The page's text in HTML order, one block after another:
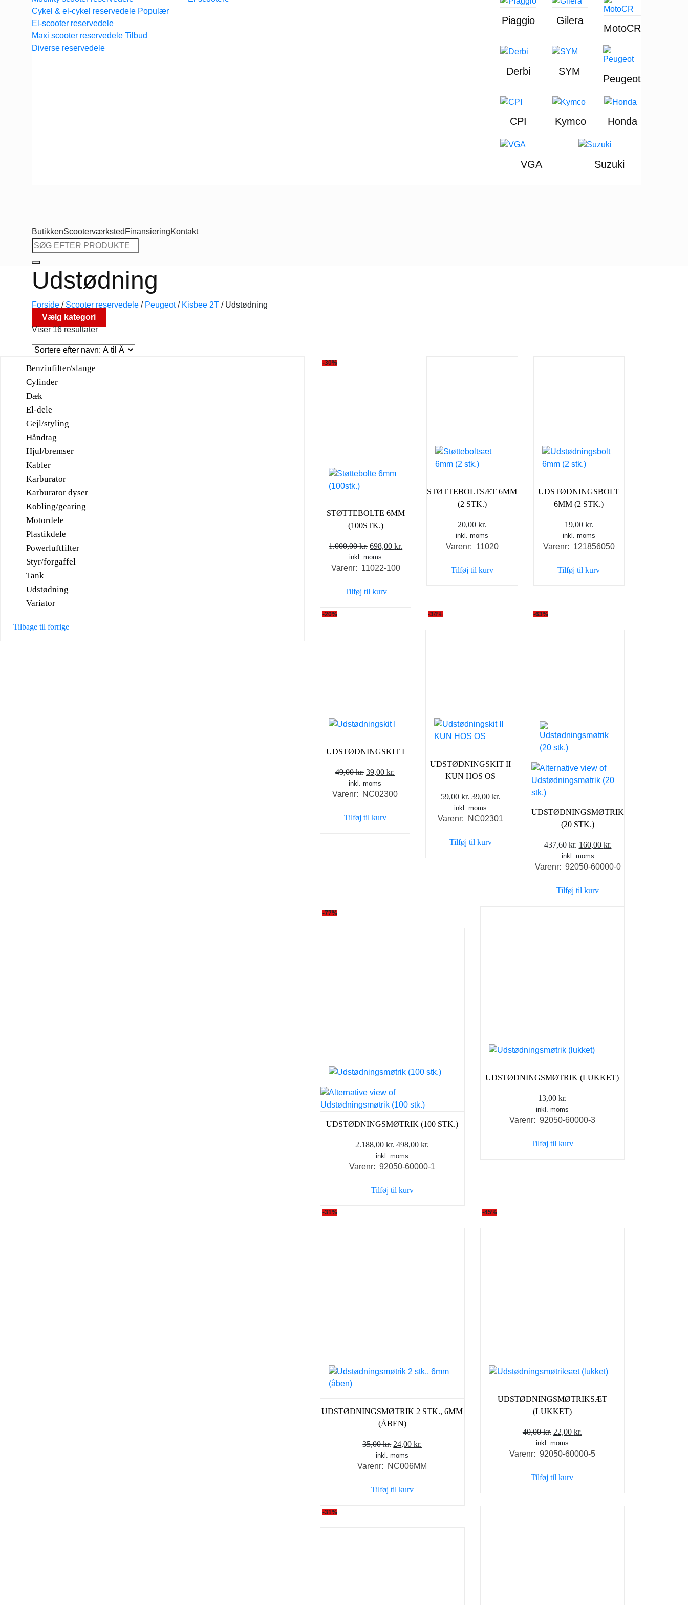
Cykel & el-cykel reservedele
El-scooter reservedele
Maxi scooter reservedele
Diverse reservedele
Piaggio Gilera
MotoCR
Derbi SYM
Peugeot
CPI Kymco Honda
VGA Suzuki
ButikkenScooterværksted FinansieringKontakt
Søg
efter:
Udstødning
Forside / Scooter reservedele / Peugeot / Kisbee 2T /Udstødning
Vælg kategori
Viser 16 resultater
Benzinfilter/slange
Cylinder
Dæk
El-dele
Gejl/styling
Håndtag
Hjul/bremser
Kabler
Karburator
Karburator dyser
Kobling/gearing
Motordele
Plastikdele
Powerluftfilter
Styr/forgaffel
Tank
Udstødning
Variator
Tilbage til forrige
-30%
STØTTEBOLTE 6MM
(100STK.)
1.000,00kr. Den
oprindelige
pris
1.000,00 kr..
698,00kr.
inkl. moms
Varenr: 11022-100
Tilføj til kurv
STØTTEBOLTSÆT 6MM
(2 STK.)
20,00kr.
inkl. moms
Varenr: 11020
Tilføj til kurv
UDSTØDNINGSBOLT
6MM (2 STK.)
19,00 kr.
inkl. moms
Varenr: 121856050
Tilføj til kurv
-20%
UDSTØDNINGSKIT I
49,00kr. Den
oprindelige
pris
49,00 kr..
39,00 kr.
pris
inkl. moms
Varenr: NC02300
Tilføj til kurv
-34%
UDSTØDNINGSKIT II
KUN HOS OS
59,00kr. Den
oprindelige
pris
59,00 kr..
39,00 kr.
pris
inkl. moms
Varenr: NC02301
Tilføj til kurv
-63%
UDSTØDNINGSMØTRIK
(20 STK.)
437,60kr. Den
oprindelige
pris
437,60 kr..
160,00 kr.
pris
inkl. moms
Varenr: 92050-60000-0
Tilføj til kurv
-77%
UDSTØDNINGSMØTRIK (100 STK.)
2.188,00kr. Den
oprindelige
pris
2.188,00 kr..
498,00kr.
pris
inkl. moms
Varenr: 92050-60000-1
Tilføj til kurv
UDSTØDNINGSMØTRIK (LUKKET)
13,00 kr.
inkl. moms
Varenr: 92050-60000-3
Tilføj til kurv
-31%
UDSTØDNINGSMØTRIK 2 STK., 6MM
(ÅBEN)
35,00kr. Den
oprindelige
pris
35,00 kr..
24,00kr.
pris
inkl. moms
Varenr: NC006MM
Tilføj til kurv
-45%
UDSTØDNINGSMØTRIKSÆT
(LUKKET)
40,00kr. Den
oprindelige
pris
40,00 kr..
22,00 kr.
pris
inkl. moms
Varenr: 92050-60000-5
Tilføj til kurv
-31%